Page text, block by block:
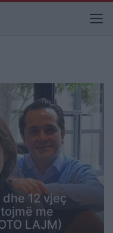
12 vjeç
me
LAJM)